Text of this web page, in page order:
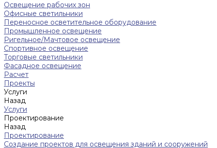
Освещение рабочих зон
Офисные светильники
Переносное осветительное оборудование
Промышленное освещение
Ригельное/Мачтовое освещение
Спортивное освещение
Торговые светильники
Фасадное освещение
Расчет
Проекты
Услуги
Назад
Услуги
Проектирование
Назад
Проектирование
Создание проектов для освещения зданий и сооружений